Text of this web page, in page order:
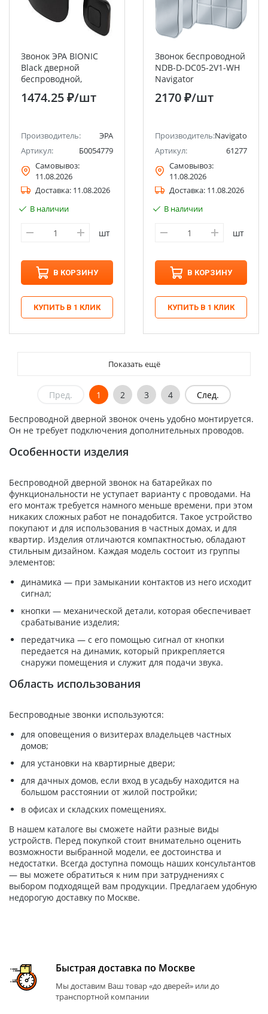
Звонок ЭРА BIONIC
Black дверной
беспроводной,
черный, 6 мелодий
1474.25 ₽/шт
Производитель:
ЭРА
Артикул:
Б0054779
Самовывоз:
11.08.2026
Доставка: 11.08.2026
В наличии
шт
В КОРЗИНУ
КУПИТЬ В 1 КЛИК
Звонок беспроводной
NDB-D-DC05-2V1-WH
Navigator
2170 ₽/шт
Производитель:Navigator
Артикул:
61277
Самовывоз:
11.08.2026
Доставка: 11.08.2026
В наличии
шт
В КОРЗИНУ
КУПИТЬ В 1 КЛИК
Показать ещё
Пред. 1 2 3 4 След.
Беспроводной дверной звонок очень удобно монтируется.
Он не требует подключения дополнительных проводов.
Особенности изделия
Беспроводной дверной звонок на батарейках по
функциональности не уступает варианту с проводами. На
его монтаж требуется намного меньше времени, при этом
никаких сложных работ не понадобится. Такое устройство
покупают и для использования в частных домах, и для
квартир. Изделия отличаются компактностью, обладают
стильным дизайном. Каждая модель состоит из группы
элементов:
динамика — при замыкании контактов из него исходит
сигнал;
кнопки — механической детали, которая обеспечивает
срабатывание изделия;
передатчика — с его помощью сигнал от кнопки
передается на динамик, который прикрепляется
снаружи помещения и служит для подачи звука.
Область использования
Беспроводные звонки используются:
для оповещения о визитерах владельцев частных
домов;
для установки на квартирные двери;
для дачных домов, если вход в усадьбу находится на
большом расстоянии от жилой постройки;
в офисах и складских помещениях.
В нашем каталоге вы сможете найти разные виды
устройств. Перед покупкой стоит внимательно оценить
возможности выбранной модели, ее достоинства и
недостатки. Всегда доступна помощь наших консультантов
— вы можете обратиться к ним при затруднениях с
выбором подходящей вам продукции. Предлагаем удобную
недорогую доставку по Москве.
Быстрая доставка по Москве
Мы доставим Ваш товар «до дверей» или до
транспортной компании